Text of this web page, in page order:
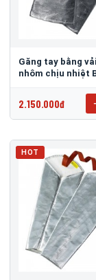
Găng tay bằng
nhôm chịu nhiệt
2.150.000đ
HOT